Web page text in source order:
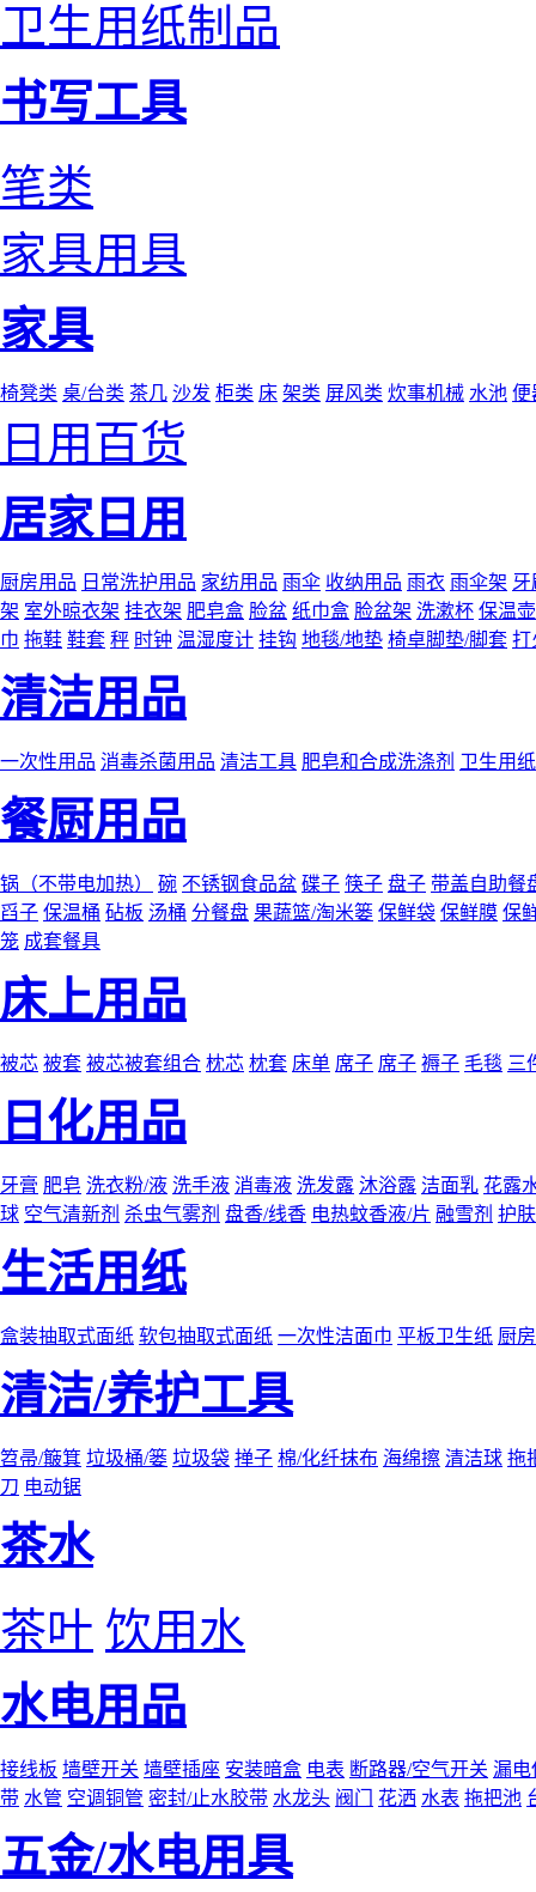
卫生用纸制品
书写工具
笔类
家具用具
家具
椅凳类 桌/台类 茶几 沙发 柜类 床 架类 屏风类 炊事机械 水池 便
日用百货
居家日用
厨房用品 日常洗护用品 家纺用品 雨伞 收纳用品 雨衣 雨伞架 牙
架 室外晾衣架 挂衣架 肥皂盒 脸盆 纸巾盒 脸盆架 洗漱杯 保温
巾 拖鞋 鞋套 秤 时钟 温湿度计 挂钩 地毯/地垫 椅卓脚垫/脚套 打
清洁用品
一次性用品 消毒杀菌用品 清洁工具 肥皂和合成洗涤剂 卫生用
餐厨用品
锅（不带电加热） 碗 不锈钢食品盆 碟子 筷子 盘子 带盖自助餐
舀子 保温桶 砧板 汤桶 分餐盘 果蔬篮/淘米篓 保鲜袋 保鲜膜 保
笼 成套餐具
床上用品
被芯 被套 被芯被套组合 枕芯 枕套 床单 席子 席子 褥子 毛毯 三
日化用品
牙膏 肥皂 洗衣粉/液 洗手液 消毒液 洗发露 沐浴露 洁面乳 花露
球 空气清新剂 杀虫气雾剂 盘香/线香 电热蚊香液/片 融雪剂 护
生活用纸
盒装抽取式面纸 软包抽取式面纸 一次性洁面巾 平板卫生纸 厨
清洁/养护工具
笤帚/簸箕 垃圾桶/篓 垃圾袋 掸子 棉/化纤抹布 海绵擦 清洁球 拖
刀 电动锯
茶水
茶叶 饮用水
水电用品
接线板 墙壁开关 墙壁插座 安装暗盒 电表 断路器/空气开关 漏电
带 水管 空调铜管 密封/止水胶带 水龙头 阀门 花洒 水表 拖把池
五金/水电用具